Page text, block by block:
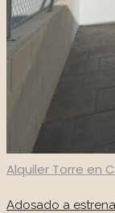
Alquiler Torre en
Adosado a